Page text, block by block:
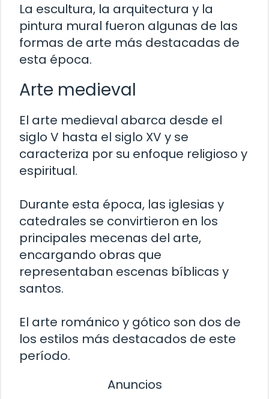
La escultura, la arquitectura y la
pintura mural fueron algunas de las
formas de arte más destacadas de
esta época.
Arte medieval
El arte medieval abarca desde el
siglo V hasta el siglo XV y se
caracteriza por su enfoque religioso y
espiritual.
Durante esta época, las iglesias y
catedrales se convirtieron en los
principales mecenas del arte,
encargando obras que
representaban escenas bíblicas y
santos.
El arte románico y gótico son dos de
los estilos más destacados de este
período.
Anuncios